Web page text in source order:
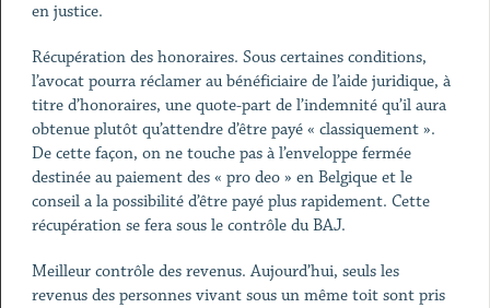
en justice.
Récupération des honoraires. Sous certaines conditions,
l’avocat pourra réclamer au bénéficiaire de l’aide juridique, à
titre d’honoraires, une quote-part de l’indemnité qu’il aura
obtenue plutôt qu’attendre d’être payé « classiquement ».
De cette façon, on ne touche pas à l’enveloppe fermée
destinée au paiement des « pro deo » en Belgique et le
conseil a la possibilité d’être payé plus rapidement. Cette
récupération se fera sous le contrôle du BAJ.
Meilleur contrôle des revenus. Aujourd’hui, seuls les
revenus des personnes vivant sous un même toit sont pris